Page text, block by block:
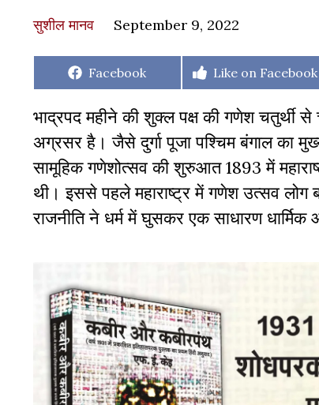
सुशील मानव September 9, 2022
Share
Facebook
Share
Like on Facebook
भाद्रपद महीने की शुक्ल पक्ष की गणेश
अग्रसर है। जैसे दुर्गा पूजा पश्चिम बंगाल का
सामूहिक गणेशोत्सव की शुरुआत 1893 में
थी। इससे पहले महाराष्ट्र में गणेश उत्सव
राजनीति ने धर्म में घुसकर एक साधारण